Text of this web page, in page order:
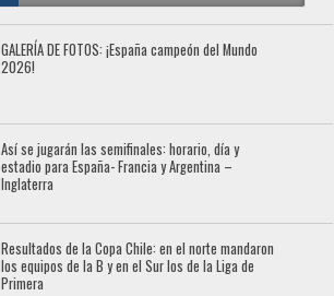
GALERÍA DE FOTOS: ¡España campeón del Mundo
2026!
Así se jugarán las semifinales: horario, día y
estadio para España- Francia y Argentina –
Inglaterra
Resultados de la Copa Chile: en el norte mandaron
los equipos de la B y en el Sur los de la Liga de
Primera